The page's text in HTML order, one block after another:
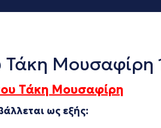
Τάκη Μουσαφίρη
Τάκη Μουσαφίρη
ως εξής: